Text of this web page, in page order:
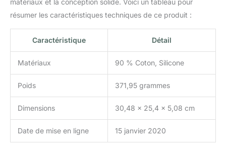
résumer les caractéristiques techniques de ce produit :
Caractéristique Détail
Matériaux 90 % Coton, Silicone
Poids 371,95 grammes
Dimensions 30,48 x 25,4 x 5,08 cm
Date de mise en ligne 15 janvier 2020